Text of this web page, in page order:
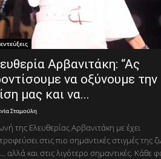
Αρβανιτάκη: “Ας
να οξύνουμε την
μας και να...
Σταμούλη
της Ελευθερίας Αρβανιτάκη με έχει
στις πιο σημαντικές στιγμές της
αλλά και στις λιγότερο σημαντικές. Κάθε